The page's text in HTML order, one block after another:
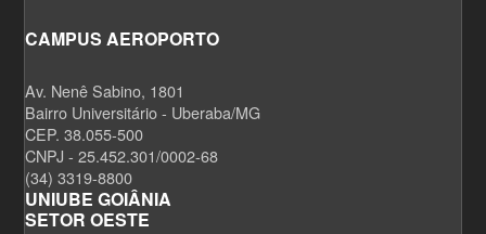
CAMPUS AEROPORTO
Av. Nenê Sabino, 1801
Bairro Universitário - Uberaba/MG
CEP. 38.055-500
CNPJ - 25.452.301/0002-68
(34) 3319-8800
UNIUBE GOIÂNIA
SETOR OESTE